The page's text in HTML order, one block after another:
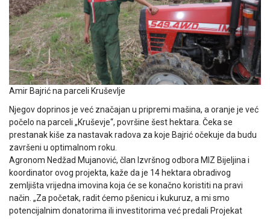
Amir Bajrić na parceli Kruševlje
Njegov doprinos je već značajan u pripremi mašina, a oranje je već
počelo na parceli „Kruševje“, površine šest hektara. Čeka se
prestanak kiše za nastavak radova za koje Bajrić očekuje da budu
završeni u optimalnom roku.
Agronom Nedžad Mujanović, član Izvršnog odbora MIZ Bijeljina i
koordinator ovog projekta, kaže da je 14 hektara obradivog
zemljišta vrijedna imovina koja će se konačno koristiti na pravi
način. „Za početak, radit ćemo pšenicu i kukuruz, a mi smo
potencijalnim donatorima ili investitorima već predali Projekat